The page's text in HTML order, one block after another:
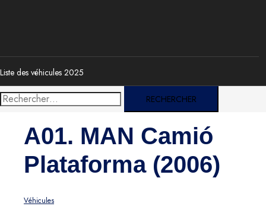
Liste des véhicules 2025
Rechercher :
A01. MAN Camió
Plataforma (2006)
Véhicules